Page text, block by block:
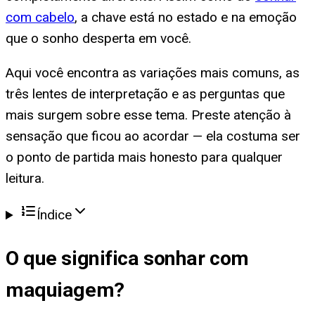
com cabelo, a chave está no estado e na emoção
que o sonho desperta em você.
Aqui você encontra as variações mais comuns, as
três lentes de interpretação e as perguntas que
mais surgem sobre esse tema. Preste atenção à
sensação que ficou ao acordar — ela costuma ser
o ponto de partida mais honesto para qualquer
leitura.
Índice
O que significa sonhar com
maquiagem?